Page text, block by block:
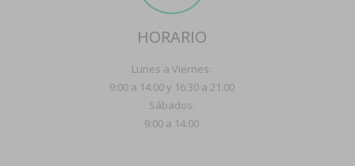
HORARIO
Lunes a Viernes:
9:00 a 14:00 y 16:30 a 21:00
Sábados:
9:00 a 14:00